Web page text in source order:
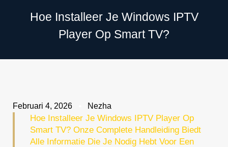
Hoe Installeer Je Windows IPTV
Player Op Smart TV?
Februari 4, 2026 Nezha
Hoe Installeer Je Windows IPTV Player Op
Smart TV? Onze Complete Handleiding Biedt
Alle Informatie Die Je Nodig Hebt Voor Een